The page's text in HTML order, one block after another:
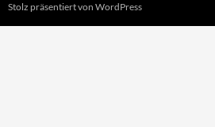
Stolz präsentiert von WordPress